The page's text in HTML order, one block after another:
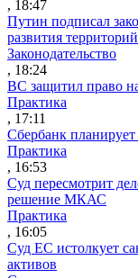
, 18:47
Путин подписал
развития территорий
Законодательство
, 18:24
ВС защитил право
Практика
, 17:11
Сбербанк
Практика
, 16:53
Суд пересмотрит
решение МКАС
Практика
, 16:05
Суд ЕС истолкует
активов